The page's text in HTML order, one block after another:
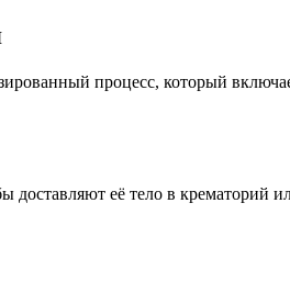
процесс, который
её тело в крематорий